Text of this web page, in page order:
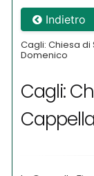
Indietro
Cagli: Chiesa di
Domenico
Cagli: